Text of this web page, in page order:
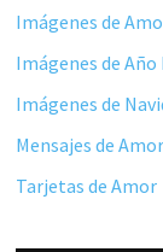
Imágenes de
Imágenes de Año
Imágenes de
Mensajes de Amor
Tarjetas de Amor